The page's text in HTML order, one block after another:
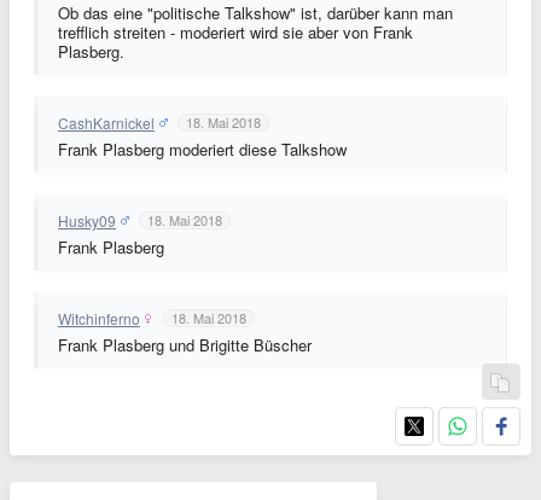
Ob das eine "politische Talkshow" ist, darüber kann man
trefflich streiten - moderiert wird sie aber von Frank
Plasberg.
CashKarnickel 18. Mai 2018
Frank Plasberg moderiert diese Talkshow
Husky09 18. Mai 2018
Frank Plasberg
Witchinferno 18. Mai 2018
Frank Plasberg und Brigitte Büscher